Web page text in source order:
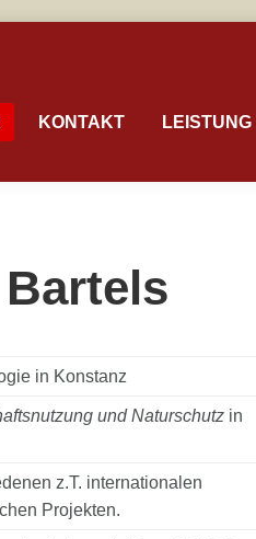
KONTAKT LEISTUNG
in Konstanz
und Naturschutz in
z.T. internationalen
Projekten.